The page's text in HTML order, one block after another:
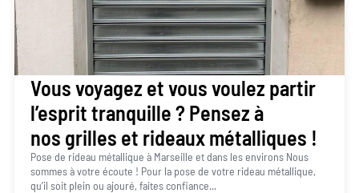
Vous voyagez et vous voulez partir
l’esprit tranquille ? Pensez à
nos grilles et rideaux métalliques !
Pose de rideau métallique à Marseille et dans les environs Nous
sommes à votre écoute ! Pour la pose de votre rideau métallique,
qu’il soit plein ou ajouré, faites confiance...